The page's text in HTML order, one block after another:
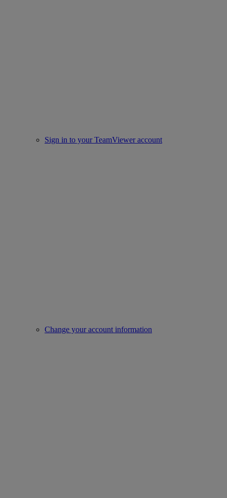
Sign in to your TeamViewer account
Change your account information